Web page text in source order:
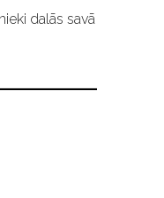
dalās savā